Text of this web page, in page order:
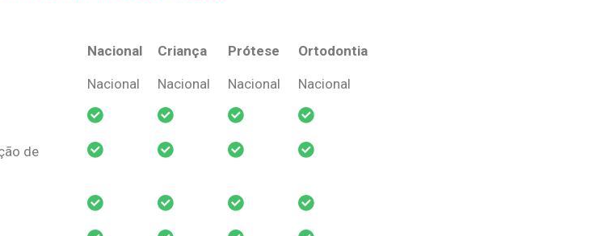
Nacional Criança Prótese
Ortodontia
Nacional Criança Prótese Ortodontia
Nacional Nacional Nacional Nacional
de